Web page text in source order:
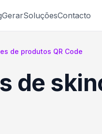
GerarSoluçõesContacto
de produtos QR Code
de